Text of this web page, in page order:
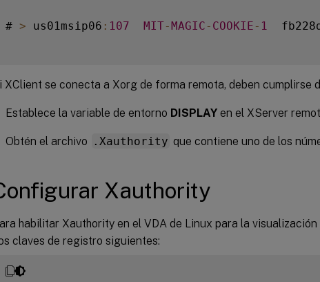
# > us01msip06 : 107 MIT-MAGIC - COOKIE - 1
XClient se conecta a Xorg de forma remota, deben cumplirse
Establece la variable de entorno DISPLAY en el XServer
Obtén el archivo .Xauthority que contiene uno de los
Xauthority
habilitar Xauthority en el VDA de Linux para la visualización
claves de registro siguientes: